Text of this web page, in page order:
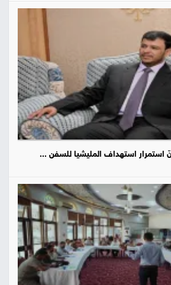
استمرار استهداف المليشيا للسفن ...